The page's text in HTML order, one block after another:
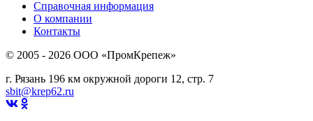
Справочная информация
О компании
Контакты
© 2005 - 2026 OOO «ПромКрепеж»
г. Рязань 196 км окружной дороги 12, стр. 7
sbit@krep62.ru